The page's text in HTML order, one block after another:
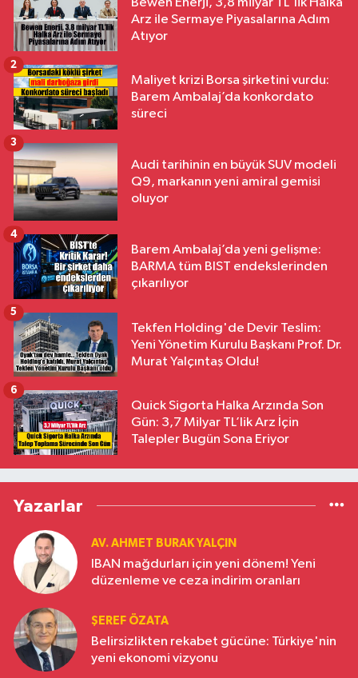
Arz ile Sermaye Piyasalarına Adım
Atıyor
Maliyet krizi Borsa şirketini vurdu:
Barem Ambalaj’da konkordato
süreci
2
Audi tarihinin en büyük SUV modeli
Q9, markanın yeni amiral gemisi
oluyor
3
Barem Ambalaj’da yeni gelişme:
BARMA tüm BIST endekslerinden
çıkarılıyor
4
Tekfen Holding'de Devir Teslim:
Yeni Yönetim Kurulu Başkanı Prof. Dr.
Murat Yalçıntaş Oldu!
5
Quick Sigorta Halka Arzında Son
Gün: 3,7 Milyar TL’lik Arz İçin
Talepler Bugün Sona Eriyor
6
Yazarlar
AV. AHMET BURAK YALÇIN
IBAN mağdurları için yeni dönem! Yeni
düzenleme ve ceza indirim oranları
ŞEREF ÖZATA
Belirsizlikten rekabet gücüne: Türkiye'nin
yeni ekonomi vizyonu